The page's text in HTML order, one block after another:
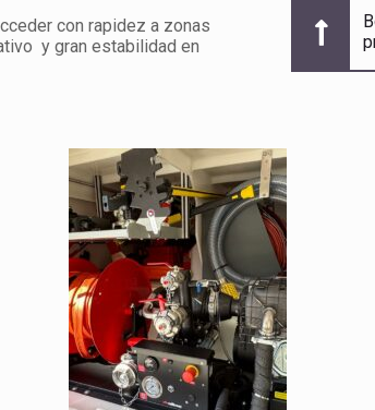
con rapidez a zonas
y gran estabilidad en